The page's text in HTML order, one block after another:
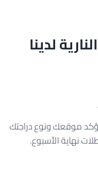
لدينا
موقعك ونوع دراجتك
نهاية الأسبوع.